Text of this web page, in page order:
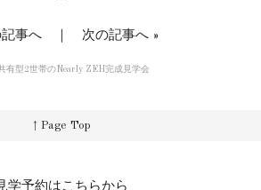
事へ｜ 次の記事へ»
有型2世帯のNearly ZEH完成見学会
↑ Page Top
学予約はこちらから